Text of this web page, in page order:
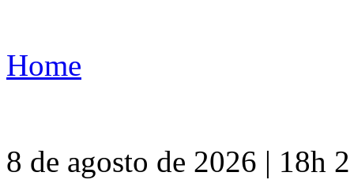
Home
8 de agosto de 2026 | 18h